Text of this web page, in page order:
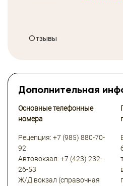
Отзывы
Дополнительная
Основные телефонные
номера
Рецепция: +7 (985) 880-70-
92
Автовокзал: +7 (423) 232-
26-53
Ж/Д вокзал (справочная